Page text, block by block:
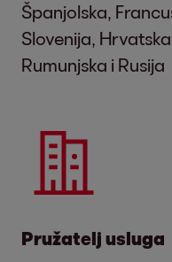
Španjolska,
Slovenija,
Rumunjska i Rusija
Pružatelj usluga